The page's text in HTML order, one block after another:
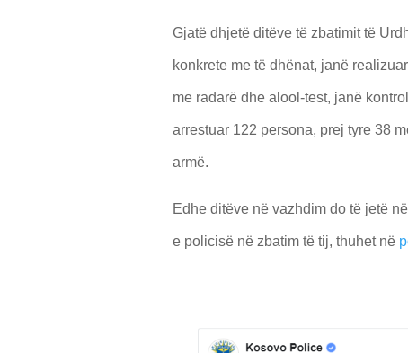
Gjatë dhjetë ditëve të zbatimit të
konkrete me të dhënat, janë
me radarë dhe alool-test, janë
arrestuar 122 persona, prej tyre 38
armë.
Edhe ditëve në vazhdim do të jetë
e policisë në zbatim të tij, thuhet në